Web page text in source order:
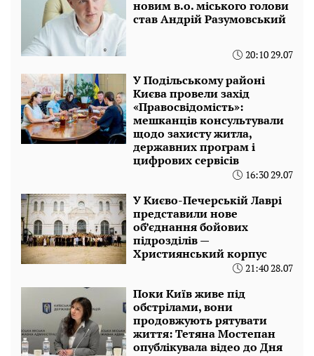
новим в.о. міського голови
став Андрій Разумовський
20:10 29.07
У Подільському районі
Києва провели захід
«Правосвідомість»:
мешканців консультували
щодо захисту житла,
державних програм і
цифрових сервісів
16:30 29.07
У Києво-Печерській Лаврі
представили нове
об’єднання бойових
підрозділів —
Християнський корпус
21:40 28.07
Поки Київ живе під
обстрілами, вони
продовжують рятувати
життя: Тетяна Мостепан
опублікувала відео до Дня